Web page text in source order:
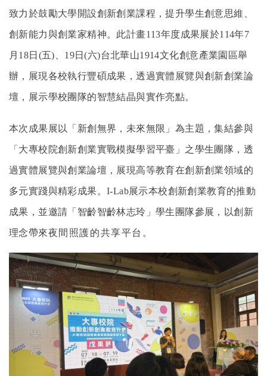
致力於鼓勵大學開設創新創業課程，提升學生創意思維、
創新能力與創業家精神。此計畫113年度成果展於114年7
月 18日 (五) 19日(六)台北華山1914文化創意產業園區舉
辦，展現各校執行豐碩成果，透過實體展覽與創新創業論
壇，展示學校團隊的智慧結晶與實作亮點。
本次成果展以「新創無界，未來無限」為主題，集結參與
「大專校院創新創業實戰模擬學習平臺」之學生團隊，透
過實體展覽與創業論壇，展現高等教育在創新創業領域的
多元實踐與精彩成果。 I-Lab展示本校創新創業教育的推動
成果，並邀請「智齡智齡林志玲」學生團隊參展，以創新
理念帶來夜間照護的共享平台 。